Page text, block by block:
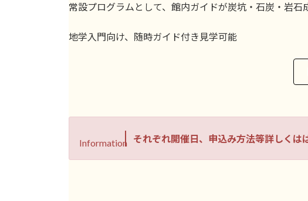
常設プログラムとして、館内ガイドが炭坑・石炭・岩石
地学入門向け、随時ガイド付き見学可能
Information それぞれ開催日、申込み方法等詳しくは